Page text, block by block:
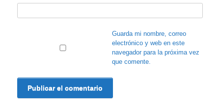
Guarda mi nombre, correo
electrónico y web en este
navegador para la próxima vez
que comente.